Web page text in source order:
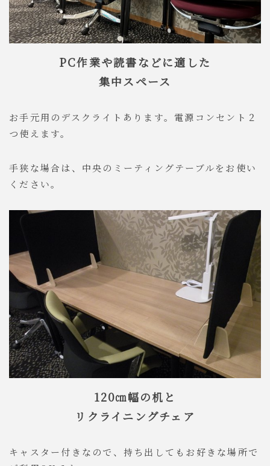
PC作業や読書などに適した
集中スペース
お手元用のデスクライトあります。電源コンセント２
つ使えます。
手狭な場合は、中央のミーティングテーブルをお使い
ください。
120㎝幅の机と
リクライニングチェア
キャスター付きなので、持ち出してもお好きな場所で